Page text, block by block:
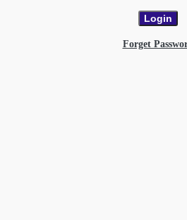
Forget